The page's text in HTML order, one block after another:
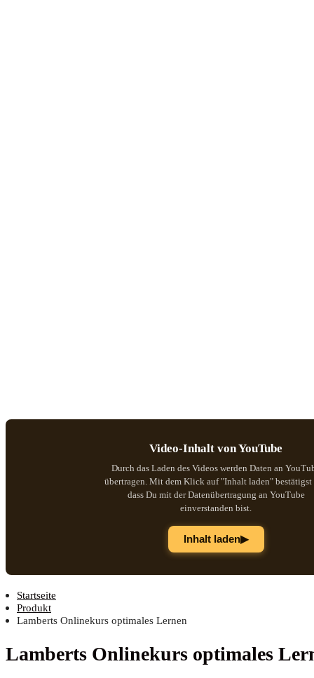
Video-Inhalt von YouTube
Durch das Laden des Videos werden Daten an
übertragen. Mit dem Klick auf "Inhalt laden" bestätigst
dass Du mit der Datenübertragung an YouTube
einverstanden bist.
Inhalt laden▶
Startseite
Produkt
Lamberts Onlinekurs optimales Lernen
Lam­berts Online­kurs opti­ma­les